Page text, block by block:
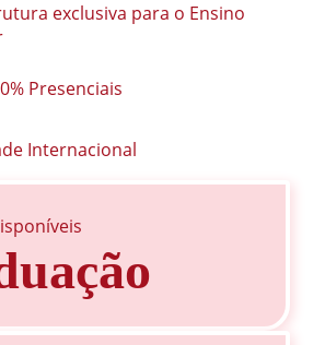
exclusiva para o Ensino
Presenciais
Internacional